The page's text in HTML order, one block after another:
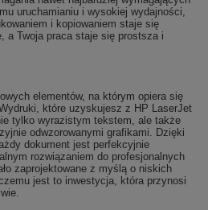
uruchamianiu i wysokiej wydajności,
i kopiowaniem staje się
a Twoja praca staje się prostsza i
elementów, na którym opiera się
które uzyskujesz z HP LaserJet
tylko wyrazistym tekstem, ale także
odwzorowanymi grafikami. Dzięki
dokument jest perfekcyjnie
rozwiązaniem do profesjonalnych
zaprojektowane z myślą o niskich
jest to inwestycja, która przynosi